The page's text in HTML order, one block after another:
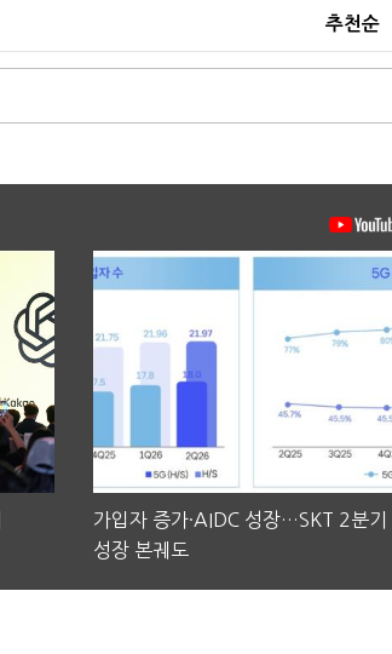
추천순
가입자 증가·AIDC 성장…SKT 2분기
성장 본궤도